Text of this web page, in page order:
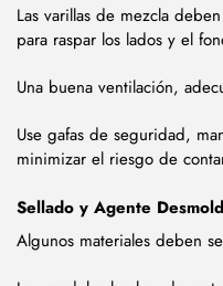
Las varillas de mezcla
para raspar los lados y el
Una buena ventilación,
Use gafas de seguridad,
minimizar el riesgo de
Sellado y Agente
Algunos materiales deben